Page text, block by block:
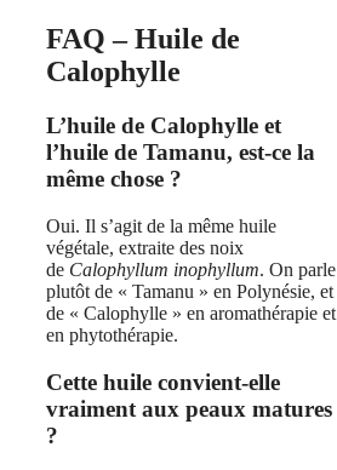
FAQ – Huile de
Calophylle
L’huile de Calophylle et
l’huile de Tamanu, est‑ce la
même chose ?
Oui. Il s’agit de la même huile
végétale, extraite des noix
de Calophyllum inophyllum. On parle
plutôt de « Tamanu » en Polynésie, et
de « Calophylle » en aromathérapie et
en phytothérapie.
Cette huile convient‑elle
vraiment aux peaux matures
?